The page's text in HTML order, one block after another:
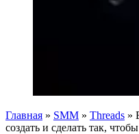
Главная » SMM » Threads »
создать и сделать так,